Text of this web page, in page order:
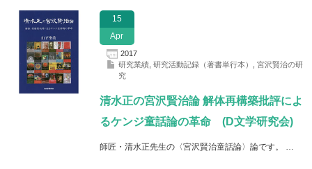
15
Apr
2017
研究業績, 研究活動記録（著書単行本）
宮沢賢治の研
究
清水正の宮沢賢治論 解体再構築批評によ
るケンジ童話論の革命 (D文学研究会)
師匠・清水正先生の〈宮沢賢治童話論〉論です。 …